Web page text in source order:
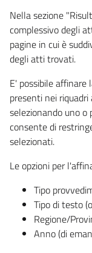
Nella sezione
complessivo degli
pagine in cui è
degli atti trovati.
E' possibile
presenti nei
selezionando uno
consente di
selezionati.
Le opzioni per
Tipo
Tipo di testo
Regione/
Anno (di